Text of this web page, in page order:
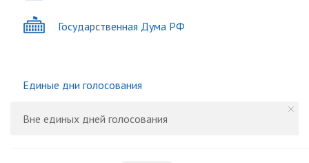
Государственная Дума РФ
Единые дни голосования
Вне единых дней голосования